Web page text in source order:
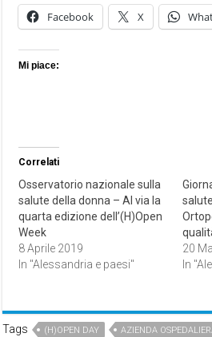
Facebook X
Mi piace:
Correlati
Osservatorio nazionale sulla
salute della donna – Al via la
quarta edizione dell’(H)Open
Week
8 Aprile 2019
In "Alessandria e paesi"
20
In
Tags (H)OPEN DAY AZIENDA